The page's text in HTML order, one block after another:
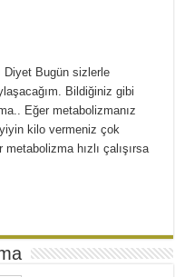
Diyet Bugün sizlerle
Bildiğiniz gibi
Eğer metabolizmanız
kilo vermeniz çok
hızlı çalışırsa